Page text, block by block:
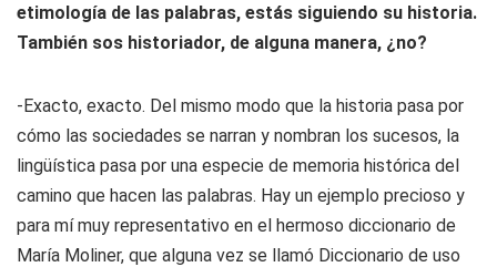
etimología de las palabras, estás siguiendo su historia.
También sos historiador, de alguna manera, ¿no?
-Exacto, exacto. Del mismo modo que la historia pasa por
cómo las sociedades se narran y nombran los sucesos, la
lingüística pasa por una especie de memoria histórica del
camino que hacen las palabras. Hay un ejemplo precioso y
para mí muy representativo en el hermoso diccionario de
María Moliner, que alguna vez se llamó Diccionario de uso